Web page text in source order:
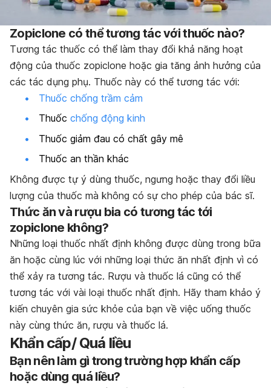
Zopiclone có thể tương tác với thuốc nào?
Tương tác thuốc có thể làm thay đổi khả năng hoạt
động của thuốc zopiclone hoặc gia tăng ảnh hưởng của
các tác dụng phụ. Thuốc này có thể tương tác với:
Thuốc chống trầm cảm
Thuốc chống động kinh
Thuốc giảm đau có chất gây mê
Thuốc an thần khác
Không được tự ý dùng thuốc, ngưng hoặc thay đổi liều
lượng của thuốc mà không có sự cho phép của bác sĩ.
Thức ăn và rượu bia có tương tác tới
zopiclone không?
Những loại thuốc nhất định không được dùng trong bữa
ăn hoặc cùng lúc với những loại thức ăn nhất định vì có
thể xảy ra tương tác. Rượu và thuốc lá cũng có thể
tương tác với vài loại thuốc nhất định. Hãy tham khảo ý
kiến chuyên gia sức khỏe của bạn về việc uống thuốc
này cùng thức ăn, rượu và thuốc lá.
Khẩn cấp/ Quá liều
Bạn nên làm gì trong trường hợp khẩn cấp
hoặc dùng quá liều?